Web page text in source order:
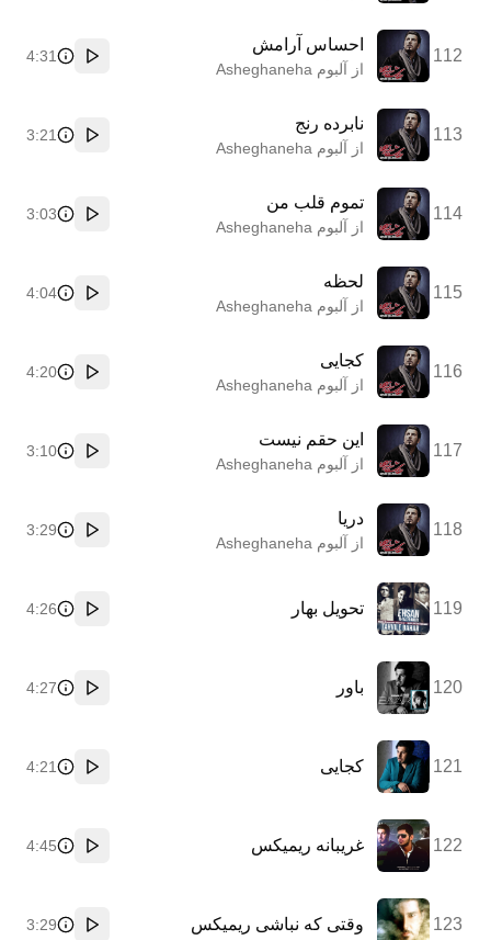
112
احساس آرامش
از آلبوم Asheghaneha پخش
4:31
113
نابرده رنج
از آلبوم Asheghaneha پخش
3:21
114
تموم قلب من
از آلبوم Asheghaneha پخش
3:03
115
لحظه
از آلبوم Asheghaneha پخش
4:04
116
کجایی
از آلبوم Asheghaneha پخش
4:20
117
این حقم نیست
از آلبوم Asheghaneha پخش
3:10
118
دریا
از آلبوم Asheghaneha پخش
3:29
119 تحویل بهار
پخش
4:26
120 باور
پخش
4:27
121 کجایی
پخش
4:21
122 غریبانه ریمیکس
پخش
4:45
123 وقتی که نباشی ریمیکس
پخش
3:29